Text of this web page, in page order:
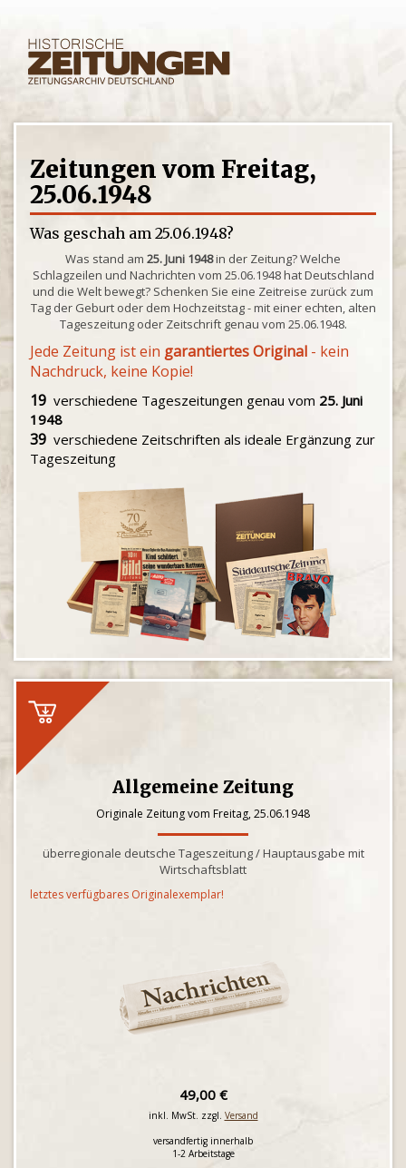
Zeitungen vom Freitag,
25.06.1948
Was geschah am 25.06.1948?
Was stand am 25. Juni 1948in der Zeitung? Welche
Schlagzeilen und Nachrichten vom 25.06.1948 hat Deutschland
und die Welt bewegt? Schenken Sie eine Zeitreise zurück zum
Tag der Geburt oder dem Hochzeitstag - mit einer echten, alten
Tageszeitung oder Zeitschrift genau vom 25.06.1948.
Jede Zeitung ist ein garantiertes Original - kein
Nachdruck, keine Kopie!
19 verschiedene Tageszeitungen genau vom 25. Juni
1948
39 verschiedene Zeitschriften als ideale Ergänzung zur
Tageszeitung
Allgemeine Zeitung
Originale Zeitung vom Freitag, 25.06.1948
überregionale deutsche Tageszeitung / Hauptausgabe mit
Wirtschaftsblatt
letztes verfügbares Originalexemplar!
49,00 €
inkl. MwSt. zzgl. Versand
versandfertig innerhalb
1-2 Arbeitstage